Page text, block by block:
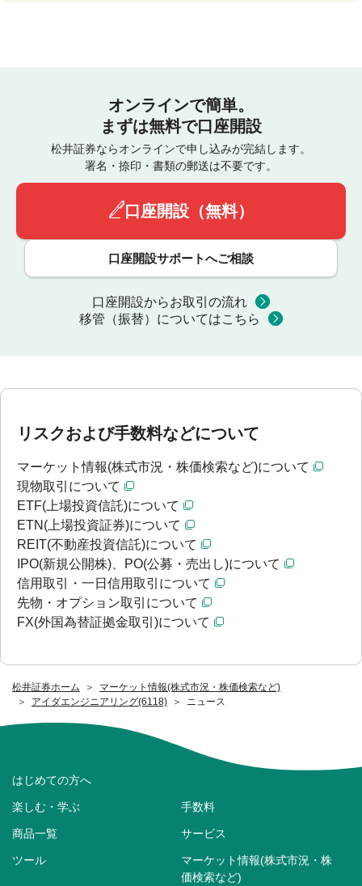
松井証券ホーム
マーケット情報(株式市況・株価検索など)
アイダエンジニアリング(6118)
ニュース
オンラインで簡単。
まずは無料で口座開設
松井証券ならオンラインで申し込みが完結します。
署名・捺印・書類の郵送は不要です。
口座開設（無料）
口座開設サポートへご相談
口座開設からお取引の流れ
移管（振替）についてはこちら
リスクおよび手数料などについて
マーケット情報(株式市況・株価検索など)について
現物取引について
ETF(上場投資信託)について
ETN(上場投資証券)について
REIT(不動産投資信託)について
IPO(新規公開株)、PO(公募・売出し)について
信用取引・一日信用取引について
先物・オプション取引について
FX(外国為替証拠金取引)について
はじめての方へ
楽しむ・学ぶ 手数料
商品一覧 サービス
ツール
マーケット情報(株式市況・株
価検索など)